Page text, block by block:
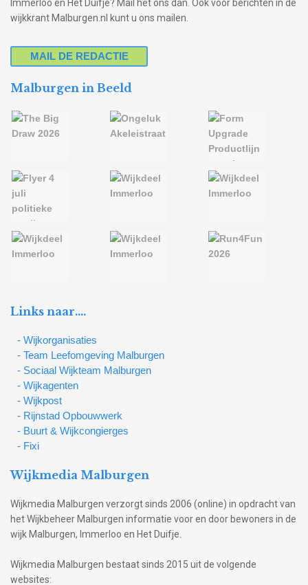
Immerloo en Het Duifje? Mail het ons dan. Ook voor berichten in de
wijkkrant Malburgen.nl kunt u ons mailen.
MAIL DE REDACTIE
Malburgen in Beeld
Links naar….
- Wijkorganisaties
- Team Leefomgeving Malburgen
- Sociaal Wijkteam Malburgen
- Wijkagenten
- Wijkpost
- Rijnstad Opbouwwerk
- Buurt & Wijkcongierges
- Fixi
Wijkmedia Malburgen
Wijkmedia Malburgen verzorgt sinds 2006 (online) in opdracht van
het Wijkbeheer Malburgen informatie voor en door bewoners in de
wijk Malburgen, Immerloo en Het Duifje.
Wijkmedia Malburgen bestaat sinds 2015 uit de volgende
websites: